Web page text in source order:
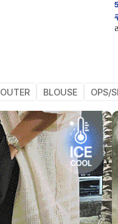
OUTER BLOUSE OPS/